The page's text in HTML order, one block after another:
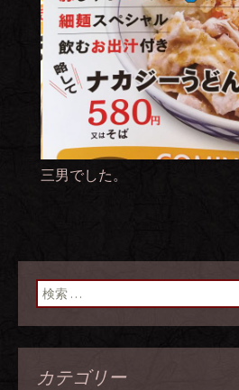
三男でした。
検索:
カテゴリー